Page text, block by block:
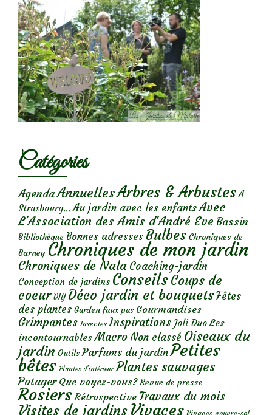
Catégories
AgendaAnnuellesArbres & Arbustes A
Strasbourg... Au jardin avec les enfantsAvec
L'Association des Amis d'André Eve Bassin
Bibliothèque Bonnes adresses Bulbes Chroniques de
Barney Chroniques de mon jardin
Chroniques de Nala Coaching-jardin
Conception de jardins ConseilsCoups de
coeur DIY Déco jardin et bouquetsFêtes
des plantes Garden faux pas Gourmandises
Grimpantes Insectes Inspirations Joli Duo Les
incontournables Macro Non classé Oiseaux du
jardin Outils Parfums du jardinPetites
bêtes Plantes d’intérieur Plantes sauvages
Potager Que voyez-vous? Revue de presse
Rosiers Rétrospective Travaux du mois
Visites de jardins Vivaces Vivaces couvre-sol